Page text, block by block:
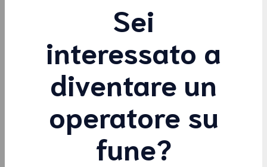
Sei
interessato a
diventare un
operatore su
fune?